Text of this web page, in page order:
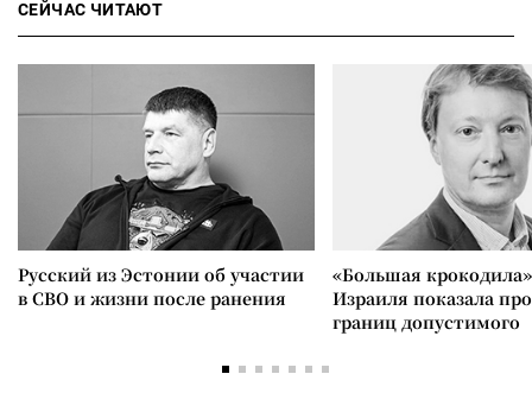
СЕЙЧАС ЧИТАЮТ
Русский из Эстонии об участии
в СВО и жизни после ранения
«Большая
Израиля показала
границ допустимого